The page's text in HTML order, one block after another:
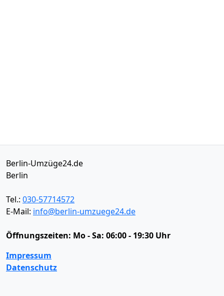
Berlin-Umzüge24.de
Berlin
Tel.: 030-57714572
E-Mail: info@berlin-umzuege24.de
Öffnungszeiten: Mo - Sa: 06:00 - 19:30 Uhr
Impressum
Datenschutz